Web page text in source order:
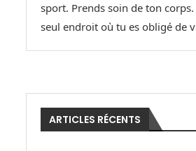
sport. Prends soin de ton corps.
seul endroit où tu es obligé de
ARTICLES RÉCENTS